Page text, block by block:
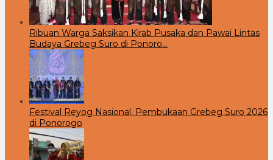
Ribuan Warga Saksikan Kirab Pusaka dan Pawai Lintas
Budaya Grebeg Suro di Ponoro…
Festival Reyog Nasional, Pembukaan Grebeg Suro 2026
di Ponorogo